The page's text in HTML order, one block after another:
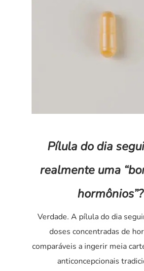
Pílula do dia
realmente uma
hormônios”?
Verdade. A pílula do dia
doses concentradas de
comparáveis a ingerir meia
anticoncepcionais